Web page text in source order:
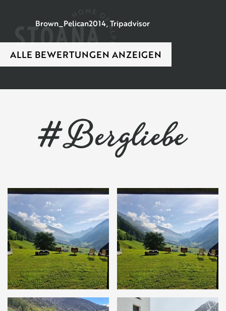
Brown_Pelican2014, Tripadvisor
ALLE BEWERTUNGEN ANZEIGEN